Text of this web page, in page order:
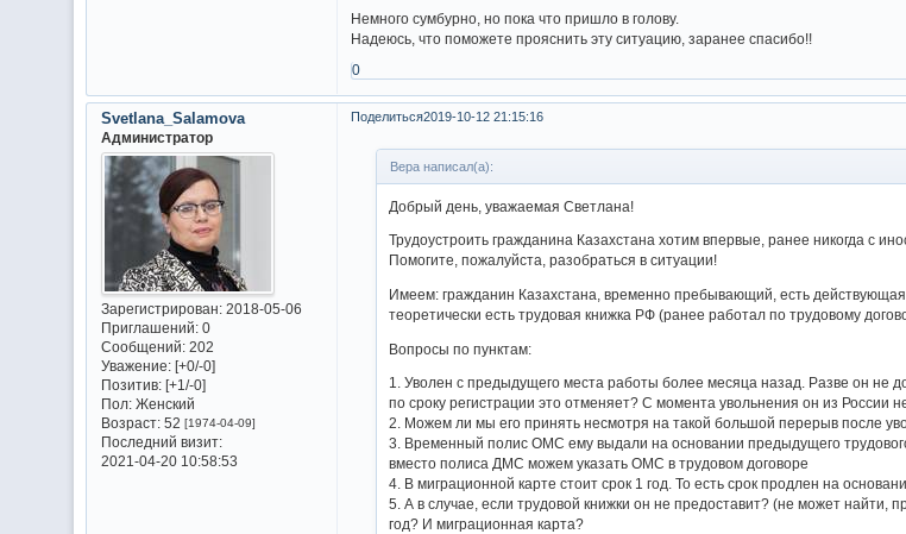
Немного сумбурно, но пока что пришло в голову.
Надеюсь, что поможете прояснить эту ситуацию, заранее спасибо!!
0
Поделиться2019-10-12 21:15:16
Svetlana_Salamova
Администратор
Зарегистрирован: 2018-05-06
Приглашений:0
Сообщений:202
Уважение: [+0/-0]
Позитив: [+1/-0]
Пол:Женский
Возраст:52 [1974-04-09]
Последний визит:
2021-04-20 10:58:53
Вера написал(а):
Добрый день, уважаемая Светлана!
Трудоустроить гражданина Казахстана хотим впервые, ранее никогда с
Помогите, пожалуйста, разобраться в ситуации!
Имеем: гражданин Казахстана, временно пребывающий, есть
теоретически есть трудовая книжка РФ (ранее работал по трудовому
Вопросы по пунктам:
1. Уволен с предыдущего места работы более месяца назад. Разве он не
по сроку регистрации это отменяет? С момента увольнения он из России
2. Можем ли мы его принять несмотря на такой большой перерыв после
3. Временный полис ОМС ему выдали на основании предыдущего
вместо полиса ДМС можем указать ОМС в трудовом договоре
4. В миграционной карте стоит срок 1 год. То есть срок продлен на
5. А в случае, если трудовой книжки он не предоставит? (не может найти,
год? И миграционная карта?